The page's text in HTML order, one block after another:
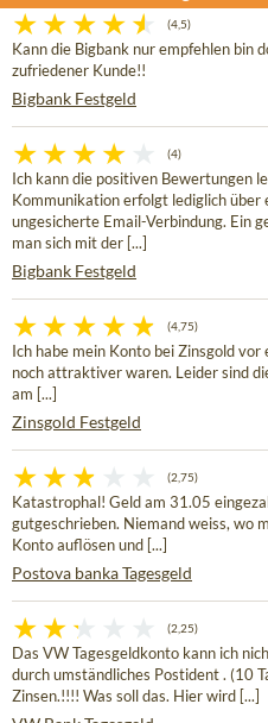
(4,5)
Kann die Bigbank nur empfehlen bin
zufriedener Kunde!!
Bigbank Festgeld
(4)
Ich kann die positiven Bewertungen
Kommunikation erfolgt lediglich über
ungesicherte Email-Verbindung. Ein
man sich mit der [...]
Bigbank Festgeld
(4,75)
Ich habe mein Konto bei Zinsgold
noch attraktiver waren. Leider sind
am [...]
Zinsgold Festgeld
(2,75)
Katastrophal! Geld am 31.05
gutgeschrieben. Niemand weiss, wo
Konto auflösen und [...]
Postova banka Tagesgeld
(2,25)
Das VW Tagesgeldkonto kann ich
durch umständliches Postident . (10
Zinsen.!!!! Was soll das. Hier wird [...]